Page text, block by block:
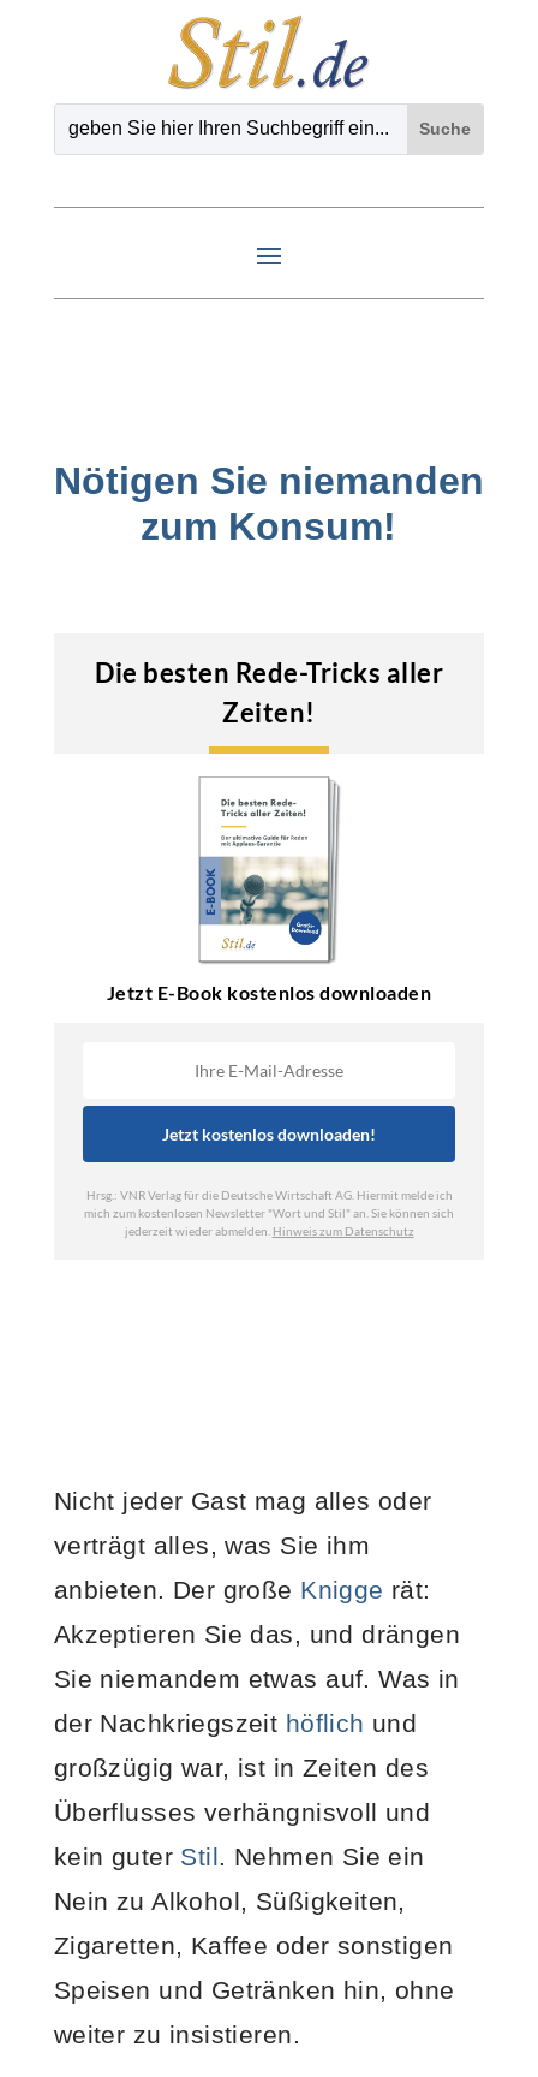
Nötigen Sie niemanden
zum Konsum!
Nicht jeder Gast mag alles oder
verträgt alles, was Sie ihm
anbieten. Der große Knigge rät:
Akzeptieren Sie das, und drängen
Sie niemandem etwas auf. Was in
der Nachkriegszeit höflich und
großzügig war, ist in Zeiten des
Überflusses verhängnisvoll und
kein guter Stil. Nehmen Sie ein
Nein zu Alkohol, Süßigkeiten,
Zigaretten, Kaffee oder sonstigen
Speisen und Getränken hin, ohne
weiter zu insistieren.